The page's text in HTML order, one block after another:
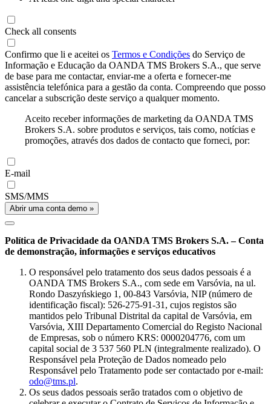
Check all consents
Confirmo que li e aceitei os Termos e Condições do Serviço de
Informação e Educação da OANDA TMS Brokers S.A., que serve
de base para me contactar, enviar-me a oferta e fornecer-me
assistência telefónica para a gestão da conta. Compreendo que posso
cancelar a subscrição deste serviço a qualquer momento.
Aceito receber informações de marketing da OANDA TMS
Brokers S.A. sobre produtos e serviços, tais como, notícias e
promoções, através dos dados de contacto que forneci, por:
E-mail
SMS/MMS
Abrir uma conta demo »
Política de Privacidade da OANDA TMS Brokers S.A. – Conta
de demonstração, informações e serviços educativos
O responsável pelo tratamento dos seus dados pessoais é a
OANDA TMS Brokers S.A., com sede em Varsóvia, na ul.
Rondo Daszyńskiego 1, 00-843 Varsóvia, NIP (número de
identificação fiscal): 526-275-91-31, cujos registos são
mantidos pelo Tribunal Distrital da capital de Varsóvia, em
Varsóvia, XIII Departamento Comercial do Registo Nacional
de Empresas, sob o número KRS: 0000204776, com um
capital social de 3 537 560 PLN (integralmente realizado). O
Responsável pela Proteção de Dados nomeado pelo
Responsável pelo Tratamento pode ser contactado por e-mail:
odo@tms.pl.
Os seus dados pessoais serão tratados com o objetivo de